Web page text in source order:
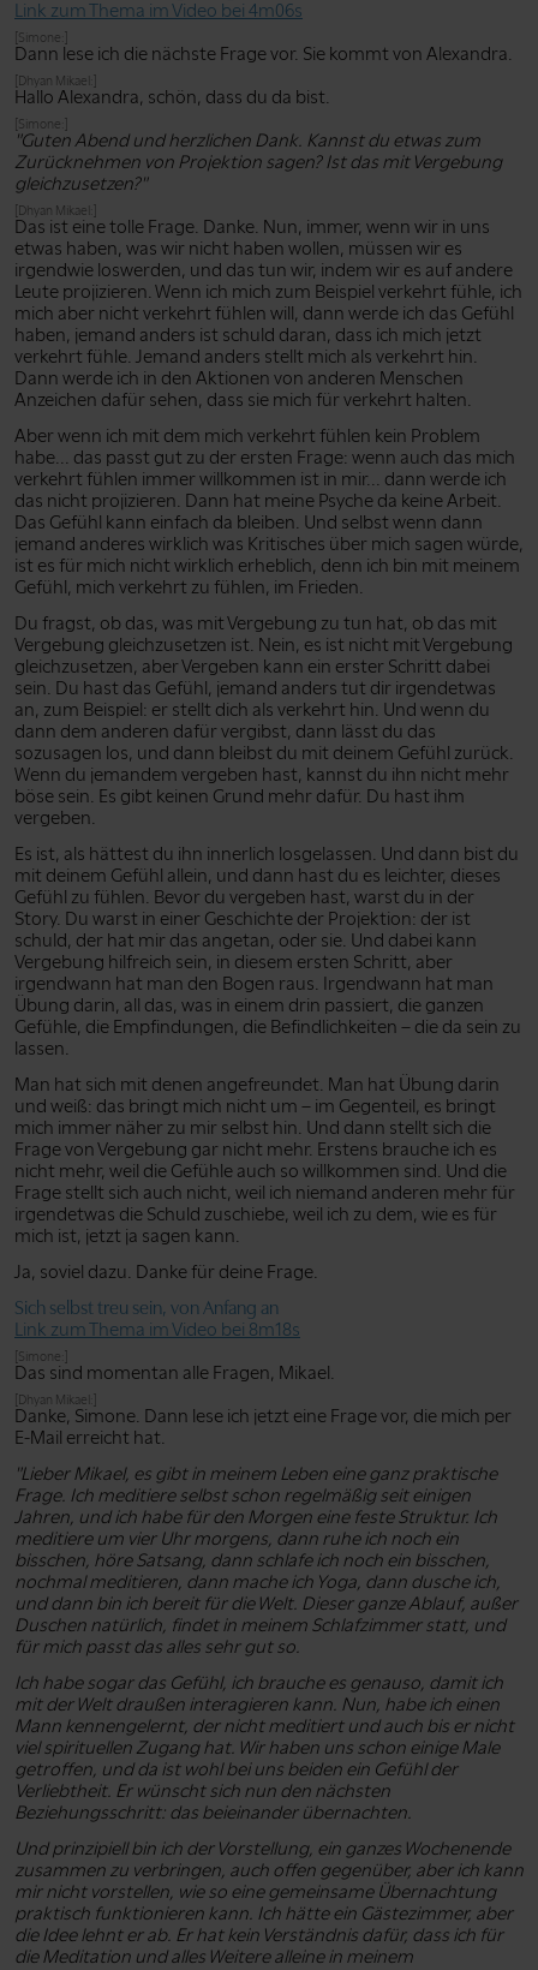
Link zum Thema im Video bei 4m06s
[Simone:]
Dann lese ich die nächste Frage vor. Sie kommt von Alexandra.
[Dhyan Mikael:]
Hallo Alexandra, schön, dass du da bist.
[Simone:]
"Guten Abend und herzlichen Dank. Kannst du etwas zum
Zurücknehmen von Projektion sagen? Ist das mit Vergebung
gleichzusetzen?"
[Dhyan Mikael:]
Das ist eine tolle Frage. Danke. Nun, immer, wenn wir in uns
etwas haben, was wir nicht haben wollen, müssen wir es
irgendwie loswerden, und das tun wir, indem wir es auf andere
Leute projizieren. Wenn ich mich zum Beispiel verkehrt fühle, ich
mich aber nicht verkehrt fühlen will, dann werde ich das Gefühl
haben, jemand anders ist schuld daran, dass ich mich jetzt
verkehrt fühle. Jemand anders stellt mich als verkehrt hin.
Dann werde ich in den Aktionen von anderen Menschen
Anzeichen dafür sehen, dass sie mich für verkehrt halten.
Aber wenn ich mit dem mich verkehrt fühlen kein Problem
habe... das passt gut zu der ersten Frage: wenn auch das mich
verkehrt fühlen immer willkommen ist in mir... dann werde ich
das nicht projizieren. Dann hat meine Psyche da keine Arbeit.
Das Gefühl kann einfach da bleiben. Und selbst wenn dann
jemand anderes wirklich was Kritisches über mich sagen würde,
ist es für mich nicht wirklich erheblich, denn ich bin mit meinem
Gefühl, mich verkehrt zu fühlen, im Frieden.
Du fragst, ob das, was mit Vergebung zu tun hat, ob das mit
Vergebung gleichzusetzen ist. Nein, es ist nicht mit Vergebung
gleichzusetzen, aber Vergeben kann ein erster Schritt dabei
sein. Du hast das Gefühl, jemand anders tut dir irgendetwas
an, zum Beispiel: er stellt dich als verkehrt hin. Und wenn du
dann dem anderen dafür vergibst, dann lässt du das
sozusagen los, und dann bleibst du mit deinem Gefühl zurück.
Wenn du jemandem vergeben hast, kannst du ihn nicht mehr
böse sein. Es gibt keinen Grund mehr dafür. Du hast ihm
vergeben.
Es ist, als hättest du ihn innerlich losgelassen. Und dann bist du
mit deinem Gefühl allein, und dann hast du es leichter, dieses
Gefühl zu fühlen. Bevor du vergeben hast, warst du in der
Story. Du warst in einer Geschichte der Projektion: der ist
schuld, der hat mir das angetan, oder sie. Und dabei kann
Vergebung hilfreich sein, in diesem ersten Schritt, aber
irgendwann hat man den Bogen raus. Irgendwann hat man
Übung darin, all das, was in einem drin passiert, die ganzen
Gefühle, die Empfindungen, die Befindlichkeiten – die da sein zu
lassen.
Man hat sich mit denen angefreundet. Man hat Übung darin
und weiß: das bringt mich nicht um – im Gegenteil, es bringt
mich immer näher zu mir selbst hin. Und dann stellt sich die
Frage von Vergebung gar nicht mehr. Erstens brauche ich es
nicht mehr, weil die Gefühle auch so willkommen sind. Und die
Frage stellt sich auch nicht, weil ich niemand anderen mehr für
irgendetwas die Schuld zuschiebe, weil ich zu dem, wie es für
mich ist, jetzt ja sagen kann.
Ja, soviel dazu. Danke für deine Frage.
Sich selbst treu sein, von Anfang an
Link zum Thema im Video bei 8m18s
[Simone:]
Das sind momentan alle Fragen, Mikael.
[Dhyan Mikael:]
Danke, Simone. Dann lese ich jetzt eine Frage vor, die mich per
E-Mail erreicht hat.
"Lieber Mikael, es gibt in meinem Leben eine ganz praktische
Frage. Ich meditiere selbst schon regelmäßig seit einigen
Jahren, und ich habe für den Morgen eine feste Struktur. Ich
meditiere um vier Uhr morgens, dann ruhe ich noch ein
bisschen, höre Satsang, dann schlafe ich noch ein bisschen,
nochmal meditieren, dann mache ich Yoga, dann dusche ich,
und dann bin ich bereit für die Welt. Dieser ganze Ablauf, außer
Duschen natürlich, findet in meinem Schlafzimmer statt, und
für mich passt das alles sehr gut so.
Ich habe sogar das Gefühl, ich brauche es genauso, damit ich
mit der Welt draußen interagieren kann. Nun, habe ich einen
Mann kennengelernt, der nicht meditiert und auch bis er nicht
viel spirituellen Zugang hat. Wir haben uns schon einige Male
getroffen, und da ist wohl bei uns beiden ein Gefühl der
Verliebtheit. Er wünscht sich nun den nächsten
Beziehungsschritt: das beieinander übernachten.
Und prinzipiell bin ich der Vorstellung, ein ganzes Wochenende
zusammen zu verbringen, auch offen gegenüber, aber ich kann
mir nicht vorstellen, wie so eine gemeinsame Übernachtung
praktisch funktionieren kann. Ich hätte ein Gästezimmer, aber
die Idee lehnt er ab. Er hat kein Verständnis dafür, dass ich für
die Meditation und alles Weitere alleine in meinem